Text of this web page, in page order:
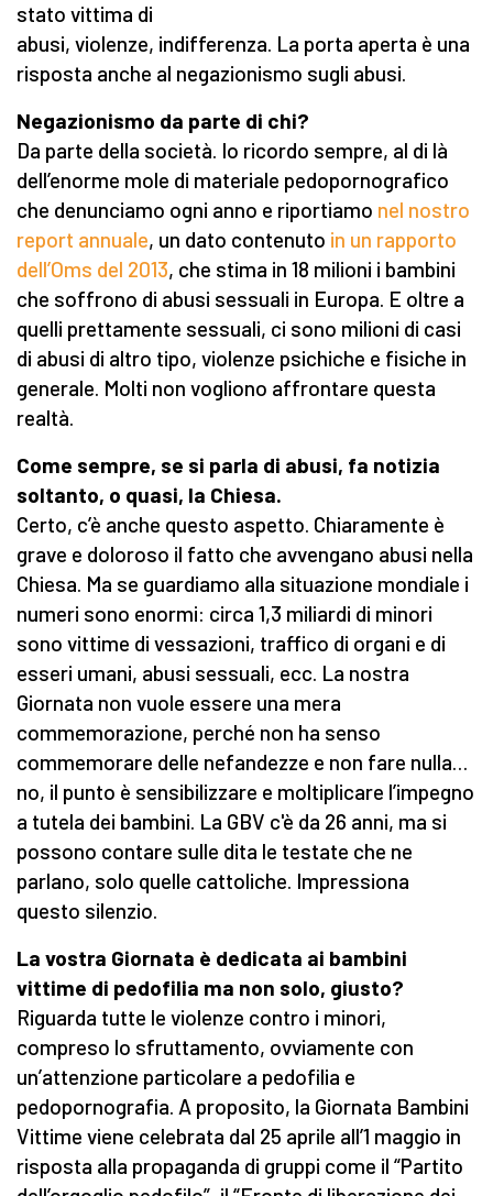
stato vittima di
abusi, violenze, indifferenza. La porta aperta è una
risposta anche al negazionismo sugli abusi.
Negazionismo da parte di chi?
Da parte della società. Io ricordo sempre, al di là
dell’enorme mole di materiale pedopornografico
che denunciamo ogni anno e riportiamo nel nostro
report annuale, un dato contenuto in un rapporto
dell’Oms del 2013, che stima in 18 milioni i bambini
che soffrono di abusi sessuali in Europa. E oltre a
quelli prettamente sessuali, ci sono milioni di casi
di abusi di altro tipo, violenze psichiche e fisiche in
generale. Molti non vogliono affrontare questa
realtà.
Come sempre, se si parla di abusi, fa notizia
soltanto, o quasi, la Chiesa.
Certo, c’è anche questo aspetto. Chiaramente è
grave e doloroso il fatto che avvengano abusi nella
Chiesa. Ma se guardiamo alla situazione mondiale i
numeri sono enormi: circa 1,3 miliardi di minori
sono vittime di vessazioni, traffico di organi e di
esseri umani, abusi sessuali, ecc. La nostra
Giornata non vuole essere una mera
commemorazione, perché non ha senso
commemorare delle nefandezze e non fare nulla…
no, il punto è sensibilizzare e moltiplicare l’impegno
a tutela dei bambini. La GBV c'è da 26 anni, ma si
possono contare sulle dita le testate che ne
parlano, solo quelle cattoliche. Impressiona
questo silenzio.
La vostra Giornata è dedicata ai bambini
vittime di pedofilia ma non solo, giusto?
Riguarda tutte le violenze contro i minori,
compreso lo sfruttamento, ovviamente con
un’attenzione particolare a pedofilia e
pedopornografia. A proposito, la Giornata Bambini
Vittime viene celebrata dal 25 aprile all’1 maggio in
risposta alla propaganda di gruppi come il “Partito